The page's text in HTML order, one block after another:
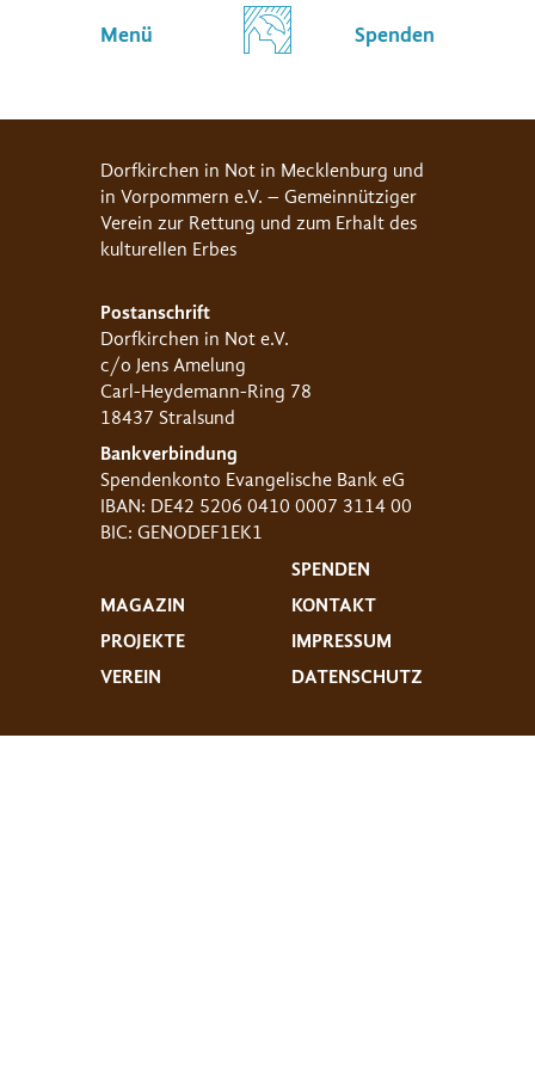
Menü Spenden
Dorfkirchen in Not in Mecklenburg und
in Vorpommern e.V. – Gemeinnütziger
Verein zur Rettung und zum Erhalt des
kulturellen Erbes
Postanschrift
Dorfkirchen in Not e.V.
c/o Jens Amelung
Carl-Heydemann-Ring 78
18437 Stralsund
Bankverbindung
Spendenkonto Evangelische Bank eG
IBAN: DE42 5206 0410 0007 3114 00
BIC: GENODEF1EK1
MAGAZIN
PROJEKTE
VEREIN
SPENDEN
KONTAKT
IMPRESSUM
DATENSCHUTZ